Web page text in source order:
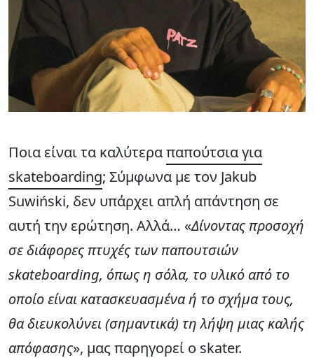
Ποια είναι τα καλύτεραπαπούτσια για
skateboarding; Σύμφωνα με τον Jakub
Suwiński, δεν υπάρχει απλή απάντηση σε
αυτή την ερώτηση. Αλλά… «Δίνοντας προσοχή
σε διάφορες πτυχές των παπουτσιών
skateboarding, όπως η σόλα, το υλικό από το
οποίο είναι κατασκευασμένα ή το σχήμα τους,
θα διευκολύνει (σημαντικά) τη λήψη μιας καλής
απόφασης», μας παρηγορεί ο skater.